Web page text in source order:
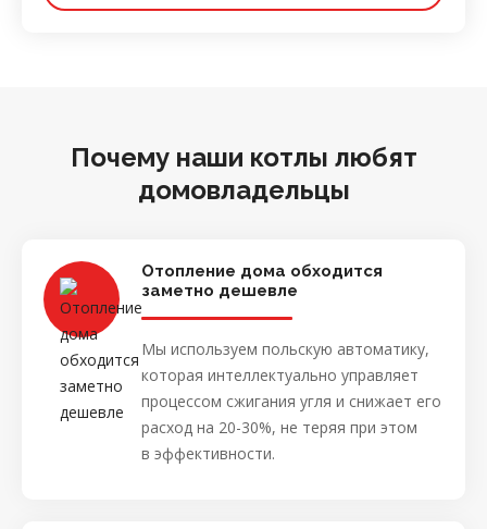
Почему наши котлы любят
домовладельцы
Отопление дома обходится
заметно дешевле
Мы используем польскую автоматику,
которая интеллектуально управляет
процессом сжигания угля и снижает его
расход на 20-30%, не теряя при этом
в эффективности.